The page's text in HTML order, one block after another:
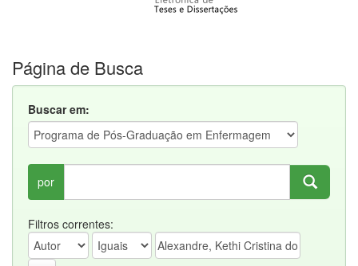
Página de Busca
Buscar em:
por
Filtros correntes: